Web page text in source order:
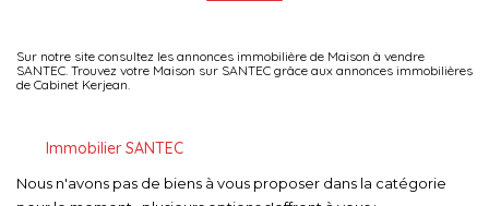
CONTACT
Plus de critères Créer une alerte
Sur notre site consultez les annonces immobilière de Maison à vendre
SANTEC. Trouvez votre Maison sur SANTEC grâce aux annonces immobilières
de Cabinet Kerjean.
Immobilier SANTEC
Nous n'avons pas de biens à vous proposer dans la catégorie